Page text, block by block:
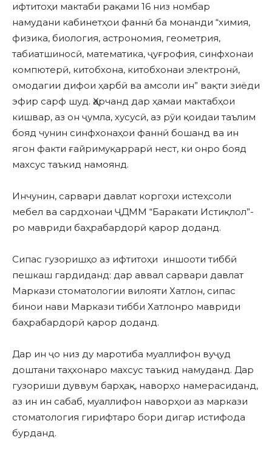
ифтитоҳи мактаби рақами 16 низ номбар
намудани кабинетҳои фаннӣ ба монанди “химия,
физика, биология, астрономия, геометрия,
табиатшиносӣ, математика, ҷуғрофия, синфхонаи
компютерӣ, китобхона, китобхонаи электронӣ,
омодагии дифои ҳарбӣ ва амсоли ин” вақти зиёди
эфир сарф шуд. Ҳарчанд дар ҳамаи мактабҳои
кишвар, аз он ҷумла, хусусӣ, аз рӯи қоидаи таълим
бояд чунин синфхонаҳои фаннӣ бошанд ва ин
ягон факти ғайримуқаррарӣ нест, ки онро бояд
махсус таъкид намоянд.
Инчунин, сарвари давлат коргоҳи истеҳсоли
мебел ва сардхонаи ҶДММ “Баракати Истиқлол”-
ро мавриди баҳрабардорӣ қарор доданд.
Сипас гузоришҳо аз ифтитоҳи иншооти тиббӣ
пешкаш гардиданд: дар аввал сарвари давлат
Маркази стоматологии вилояти Хатлон, сипас
бинои нави Маркази тибби Хатлонро мавриди
баҳрабардорӣ қарор доданд.
Дар ин ҷо низ ду маротиба муаллифон вуҷуд
доштани таҳхонаро махсус таъкид намуданд. Дар
гузориши дуввум барҳақ, наворҳо намерасиданд,
аз ин ин сабаб, муаллифон наворҳои аз маркази
стоматология гирифтаро бори дигар истифода
бурданд.